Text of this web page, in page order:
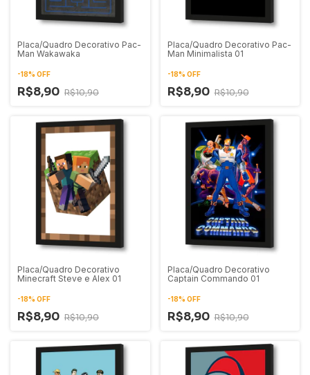
Placa/Quadro Decorativo Pac-
Man Wakawaka
-18% OFF
R$8,90 R$10,90
Placa/Quadro Decorativo Pac-
Man Minimalista 01
-18% OFF
R$8,90 R$10,90
Placa/Quadro Decorativo
Minecraft Steve e Alex 01
-18% OFF
R$8,90 R$10,90
Placa/Quadro Decorativo
Captain Commando 01
-18% OFF
R$8,90 R$10,90